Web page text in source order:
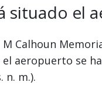
situado el
Calhoun
aeropuerto se
n. m.).